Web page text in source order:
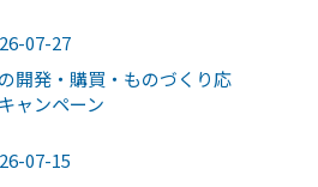
07-27
開発・購買・ものづくり応
ャンペーン
07-15